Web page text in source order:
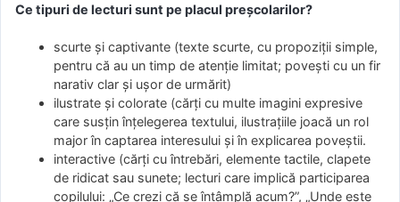
Ce tipuri de lecturi sunt pe placul preșcolarilor?
scurte și captivante (texte scurte, cu propoziții simple,
pentru că au un timp de atenție limitat; povești cu un fir
narativ clar și ușor de urmărit)
ilustrate și colorate (cărți cu multe imagini expresive
care susțin înțelegerea textului, ilustrațiile joacă un rol
major în captarea interesului și în explicarea poveștii.
interactive (cărți cu întrebări, elemente tactile, clapete
de ridicat sau sunete; lecturi care implică participarea
copilului: „Ce crezi că se întâmplă acum?”, „Unde este